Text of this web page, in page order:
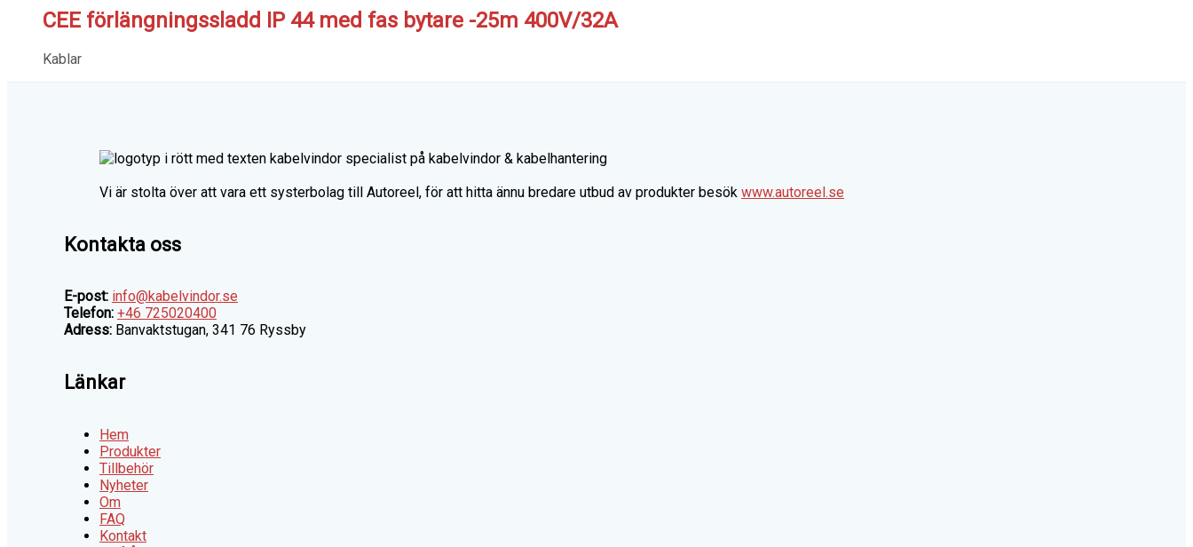
CEE förlängningssladd IP 44 med fas bytare -25m 400V/32A
Kablar
Vi är stolta över att vara ett systerbolag till Autoreel, för att hitta ännu bredare utbud av produkter besök www.autoreel.se
Kontakta oss
E-post: info@kabelvindor.se
Telefon: +46 725020400
Adress: Banvaktstugan, 341 76 Ryssby
Länkar
Hem
Produkter
Tillbehör
Nyheter
Om
FAQ
Kontakt